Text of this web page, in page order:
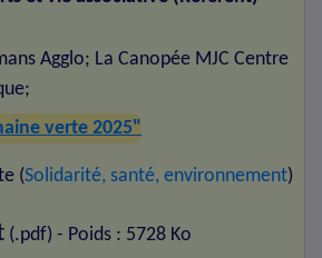
Agglo; La Canopée MJC Centre
;
verte 2025"
(Solidarité, santé, environnement)
(.pdf) - Poids : 5728 Ko